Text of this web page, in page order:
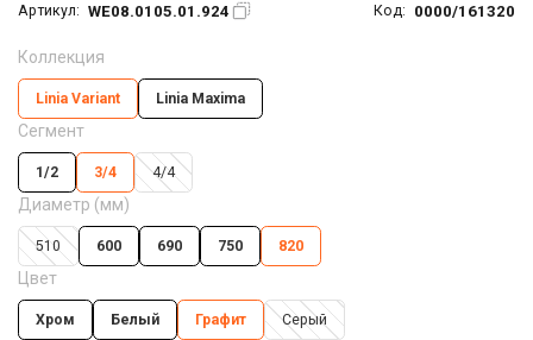
Артикул: WE08.0105.01.924 Код: 0000/161320
Коллекция
Linia Variant Linia Maxima
Сегмент
1/2 3/4 4/4
Диаметр (мм)
510 600 690 750 820
Цвет
Хром Белый Графит Серый